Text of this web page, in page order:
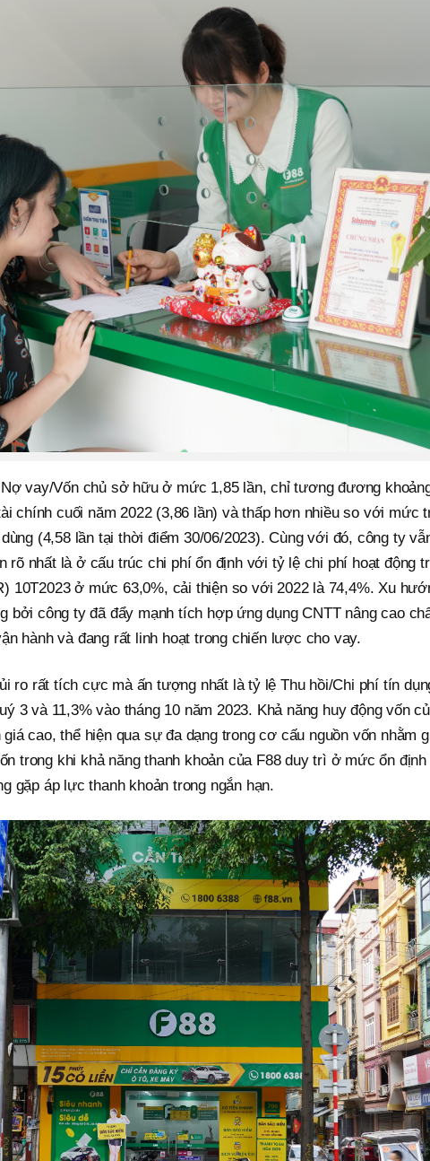
vay/Vốn chủ sở hữu ở mức 1,85 lần, chỉ tương đương
chính cuối năm 2022 (3,86 lần) và thấp hơn nhiều so với mức
(4,58 lần tại thời điểm 30/06/2023). Cùng với đó, công ty
rõ nhất là ở cấu trúc chi phí ổn định với tỷ lệ chi phí hoạt động
10T2023 ở mức 63,0%, cải thiện so với 2022 là 74,4%. Xu
bởi công ty đã đẩy mạnh tích hợp ứng dụng CNTT nâng cao
hành và đang rất linh hoạt trong chiến lược cho vay.
ro rất tích cực mà ấn tượng nhất là tỷ lệ Thu hồi/Chi phí tín
3 và 11,3% vào tháng 10 năm 2023. Khả năng huy động vốn
cao, thể hiện qua sự đa dạng trong cơ cấu nguồn vốn nhằm
trong khi khả năng thanh khoản của F88 duy trì ở mức ổn định
gặp áp lực thanh khoản trong ngắn hạn.